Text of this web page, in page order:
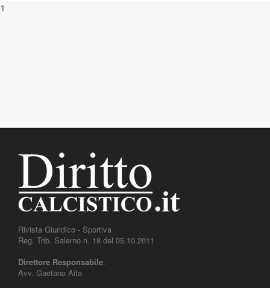
1
Rivista Giuridico - Sportiva
Reg. Trib. Salerno n. 18 del 05.10.2011
Direttore Responsabile:
Avv. Gaetano Aita